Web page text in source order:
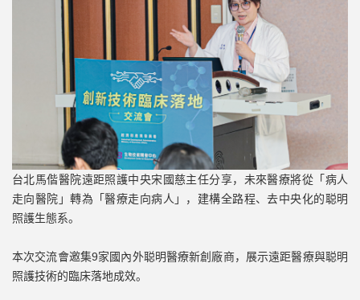
台北馬偕醫院遠距照護中央宋國慈主任分享，未來醫療將從「病人
走向醫院」轉為「醫療走向病人」，建構全路程、去中央化的聪明
照護生態系。
本次交流會邀集9家國內外聪明醫療新創廠商，展示遠距醫療與聪明
照護技術的臨床落地成效。